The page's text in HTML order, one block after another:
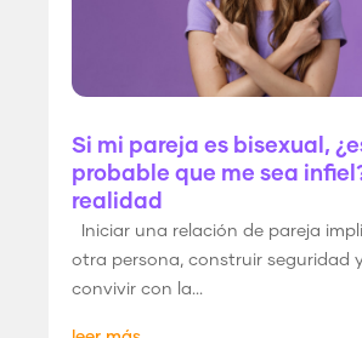
Si mi pareja es bisexual,
probable que me sea
realidad
Iniciar una relación de pareja
otra persona, construir seguridad
convivir con la...